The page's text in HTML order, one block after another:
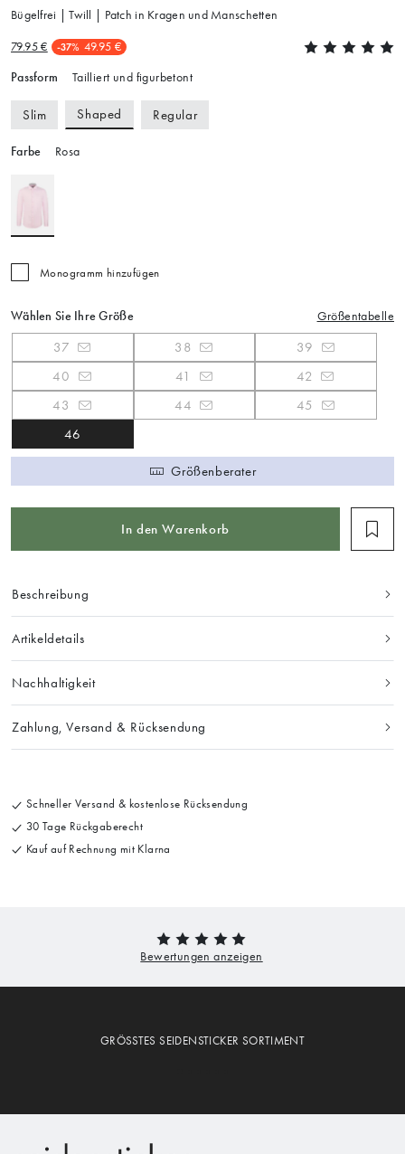
Bügelfrei | Twill | Patch in Kragen und Manschetten
79.95 € -37% 49.95 €
Passform Tailliert und figurbetont
Slim Shaped Regular
Farbe Rosa
Monogramm hinzufügen
Wählen Sie Ihre Größe Größentabelle
37 38
39
40
41
42
43
44
45
46
Größenberater
In den Warenkorb
Beschreibung
Artikeldetails
Nachhaltigkeit
Zahlung, Versand & Rücksendung
Schneller Versand & kostenlose Rücksendung
30 Tage Rückgaberecht
Kauf auf Rechnung mit Klarna
GRÖSSTES SEIDENSTICKER SORTIMENT